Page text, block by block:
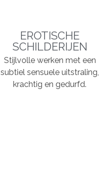
EROTISCHE
SCHILDERIJEN
Stijlvolle werken met een
subtiel sensuele uitstraling,
krachtig en gedurfd.